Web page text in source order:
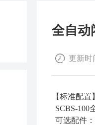
全自动
更新时
【标准配置
SCBS-100
可选配件